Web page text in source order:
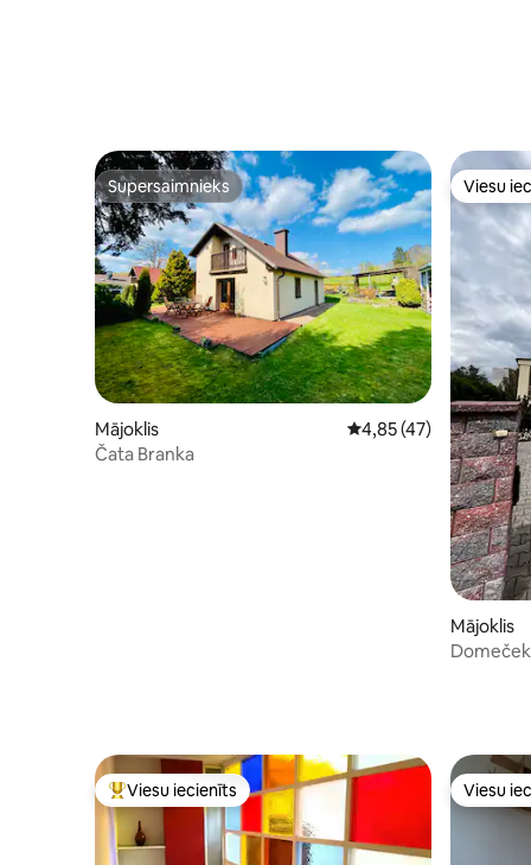
Supersaimnieks
Supersaimnieks
Mājoklis Vidējais vērtējums:
4,85 (47)
Čata Branka
Viesu
Viesu
Mājoklis
Populārs viesu iecienīts mājoklis
Viesu iecienīts Viesu
Viesu